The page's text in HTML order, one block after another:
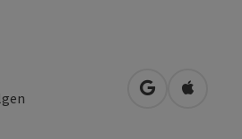
Openen in